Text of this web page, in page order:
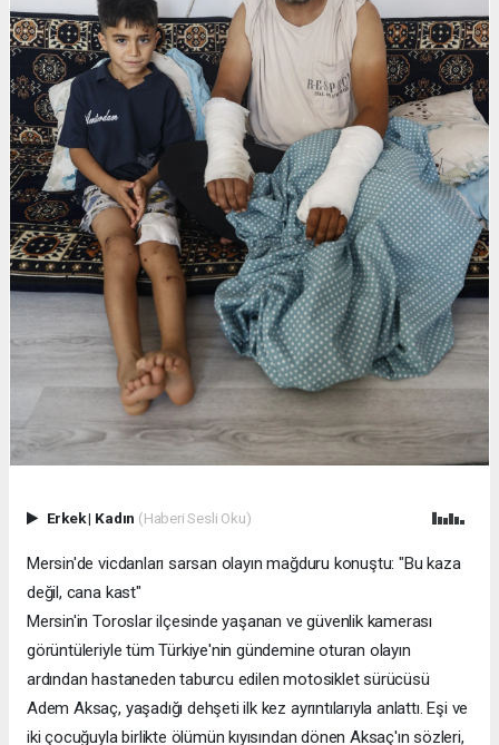
Erkek| Kadın (Haberi Sesli Oku)
Mersin'de vicdanları sarsan olayın mağduru konuştu: "Bu kaza
değil, cana kast"
Mersin'in Toroslar ilçesinde yaşanan ve güvenlik kamerası
görüntüleriyle tüm Türkiye'nin gündemine oturan olayın
ardından hastaneden taburcu edilen motosiklet sürücüsü
Adem Aksaç, yaşadığı dehşeti ilk kez ayrıntılarıyla anlattı. Eşi ve
iki çocuğuyla birlikte ölümün kıyısından dönen Aksaç'ın sözleri,